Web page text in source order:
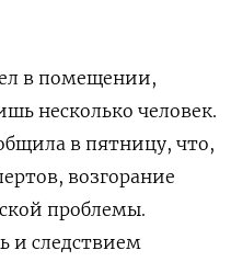
в помещении,
несколько человек.
в пятницу, что,
возгорание
проблемы.
и следствием